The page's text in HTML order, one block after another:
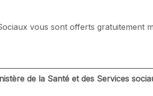
vous sont offerts gratuitement
de la Santé et des Services